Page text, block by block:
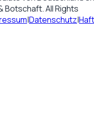
Botschaft. All Rights
|Datenschutz|